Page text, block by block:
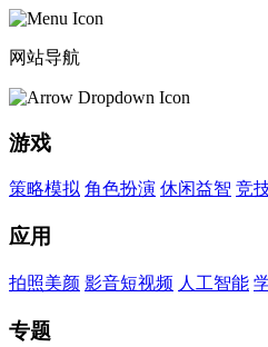
网站导航
游戏
策略模拟 角色扮演 休闲益智 竞
应用
拍照美颜 影音短视频 人工智能
专题